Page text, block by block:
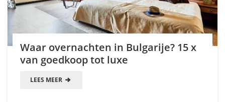
Waar overnachten in Bulgarije? 15 x
van goedkoop tot luxe
LEES MEER